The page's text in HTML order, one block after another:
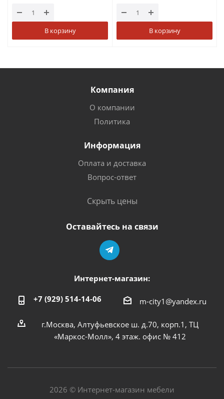
В корзину В корзину
Компания
О компании
Политика
Информация
Оплата и доставка
Вопрос-ответ
Скрыть цены
Оставайтесь на связи
Интернет-магазин:
+7 (929) 514-14-06 m-city1@yandex.ru
г.Москва, Алтуфьевское ш. д.70, корп.1, ТЦ
«Маркос-Молл», 4 этаж. офис № 412
2026 © Интернет-магазин мебели